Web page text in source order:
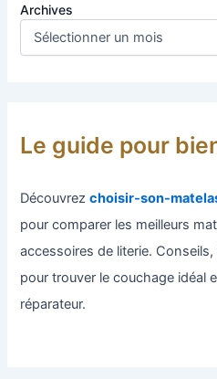
Archives
Le guide pour
Découvrezchoisir-son-
pour comparer les meilleurs
accessoires de literie.
pour trouver le couchage idéal
réparateur.